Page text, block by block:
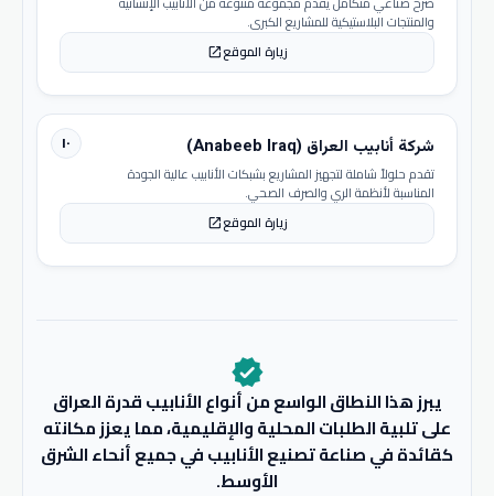
والمنتجات البلاستيكية للمشاريع الكبرى.
زيارة الموقعopen_in_new
١٠ شركة أنابيب العراق (Anabeeb Iraq)
تقدم حلولاً شاملة لتجهيز المشاريع بشبكات الأنابيب عالية الجودة
المناسبة لأنظمة الري والصرف الصحي.
زيارة الموقعopen_in_new
verified
يبرز هذا النطاق الواسع من أنواع الأنابيب قدرة العراق
على تلبية الطلبات المحلية والإقليمية، مما يعزز مكانته
كقائدة في صناعة تصنيع الأنابيب في جميع أنحاء الشرق
الأوسط.